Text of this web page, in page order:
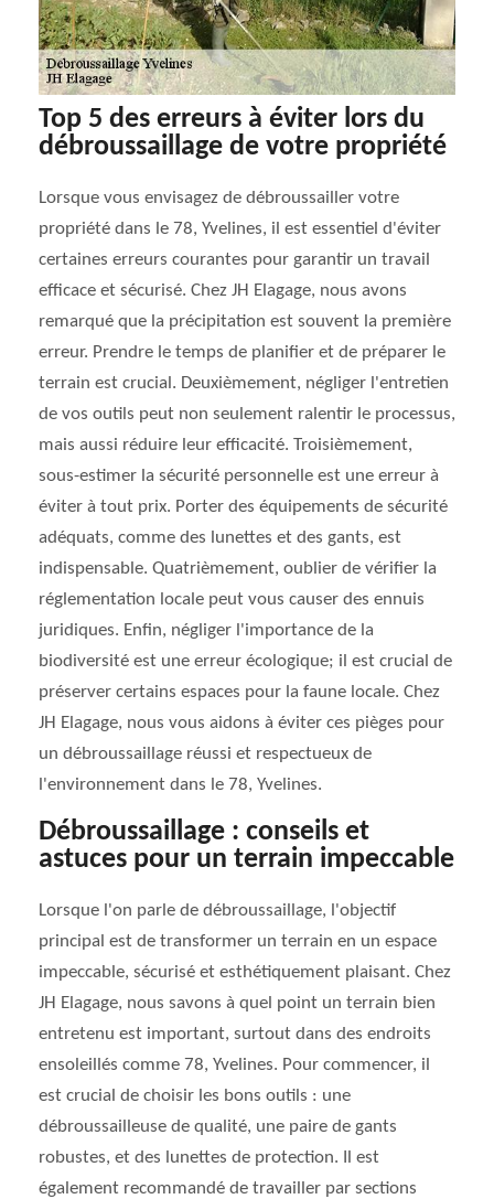
Top 5 des erreurs à éviter lors du
débroussaillage de votre propriété
Lorsque vous envisagez de débroussailler votre
propriété dans le 78, Yvelines, il est essentiel d'éviter
certaines erreurs courantes pour garantir un travail
efficace et sécurisé. Chez JH Elagage, nous avons
remarqué que la précipitation est souvent la première
erreur. Prendre le temps de planifier et de préparer le
terrain est crucial. Deuxièmement, négliger l'entretien
de vos outils peut non seulement ralentir le processus,
mais aussi réduire leur efficacité. Troisièmement,
sous-estimer la sécurité personnelle est une erreur à
éviter à tout prix. Porter des équipements de sécurité
adéquats, comme des lunettes et des gants, est
indispensable. Quatrièmement, oublier de vérifier la
réglementation locale peut vous causer des ennuis
juridiques. Enfin, négliger l'importance de la
biodiversité est une erreur écologique; il est crucial de
préserver certains espaces pour la faune locale. Chez
JH Elagage, nous vous aidons à éviter ces pièges pour
un débroussaillage réussi et respectueux de
l'environnement dans le 78, Yvelines.
Débroussaillage : conseils et
astuces pour un terrain impeccable
Lorsque l'on parle de débroussaillage, l'objectif
principal est de transformer un terrain en un espace
impeccable, sécurisé et esthétiquement plaisant. Chez
JH Elagage, nous savons à quel point un terrain bien
entretenu est important, surtout dans des endroits
ensoleillés comme 78, Yvelines. Pour commencer, il
est crucial de choisir les bons outils : une
débroussailleuse de qualité, une paire de gants
robustes, et des lunettes de protection. Il est
également recommandé de travailler par sections